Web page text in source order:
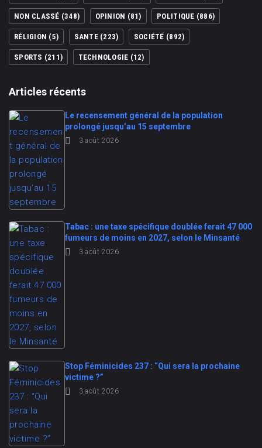
NON CLASSÉ (348) OPINION (81) POLITIQUE (886)
RÉLIGION (5) SANTE(223) SOCIÉTÉ (892)
SPORTS (211) TECHNOLOGIE (12)
Articles récents
Le recensement général de la population
prolongé jusqu’au 15 septembre
3 août 2026
Tabac : une taxe spécifique doublée ferait 47 000
fumeurs de moins en 2027, selon le Minsanté
3 août 2026
Stop Féminicides 237 : “Qui sera la prochaine
victime ?”
3 août 2026